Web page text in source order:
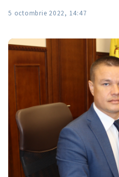
5 octombrie 2022, 14:47